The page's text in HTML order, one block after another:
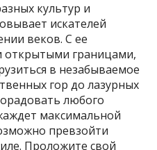
культур и
искателей
веков. С ее
открытыми границами,
в незабываемое
гор до лазурных
любого
максимальной
превзойти
Проложите свой